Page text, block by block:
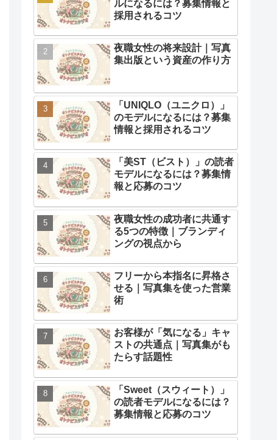
ルになるには？募集情報と
採用されるコツ
夜職女性の将来設計｜写真
集出版という資産の作り方
「UNIQLO（ユニクロ）」
のモデルになるには？募集
情報と採用されるコツ
「美ST（ビスト）」の読者
モデルになるには？募集情
報と応募のコツ
夜職女性の成功者に共通す
る5つの特徴｜ブランディ
ングの視点から
フリーから本指名に昇格さ
せる｜写真集を使った営業
術
お客様が「気になる」キャ
ストの共通点｜写真集がも
たらす話題性
「Sweet（スウィート）」
の読者モデルになるには？
募集情報と応募のコツ